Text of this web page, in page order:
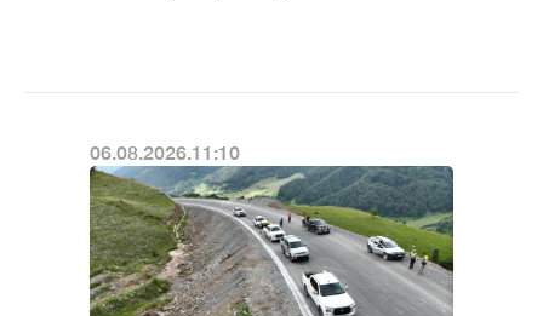
06.08.2026.11:10